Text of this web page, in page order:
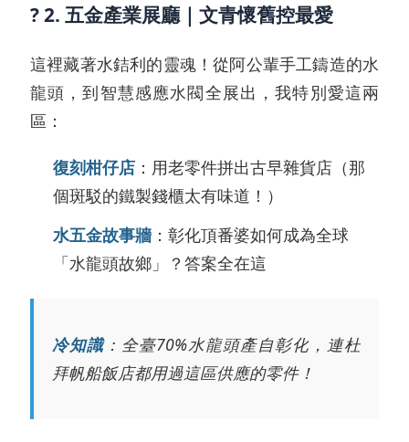
? 2. 五金產業展廳｜文青懷舊控最愛
這裡藏著水銡利的靈魂！從阿公輩手工鑄造的水
龍頭，到智慧感應水閥全展出，我特別愛這兩
區：
復刻柑仔店 ：用老零件拼出古早雜貨店（那
個斑駁的鐵製錢櫃太有味道！）
水五金故事牆 ：彰化頂番婆如何成為全球
「水龍頭故鄉」？答案全在這
冷知識：全臺70%水龍頭產自彰化，連杜
拜帆船飯店都用過這區供應的零件！